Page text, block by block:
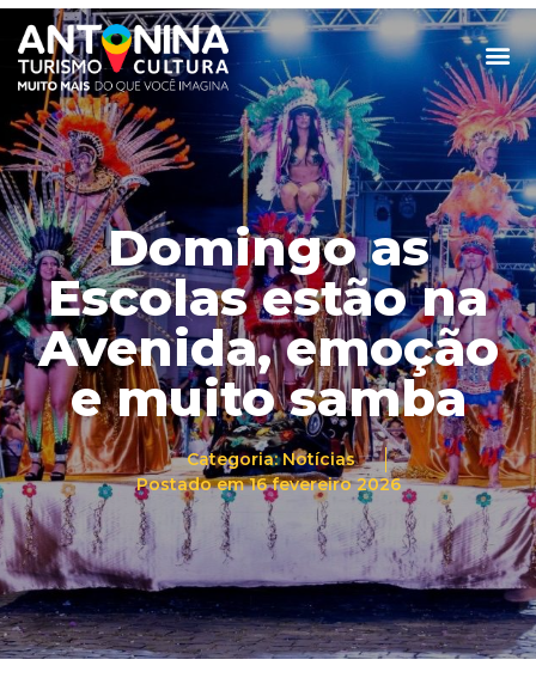
Domingo as
Escolas estão na
Avenida, emoção
e muito samba
Categoria:Notícias
Postado em 16 fevereiro 2026